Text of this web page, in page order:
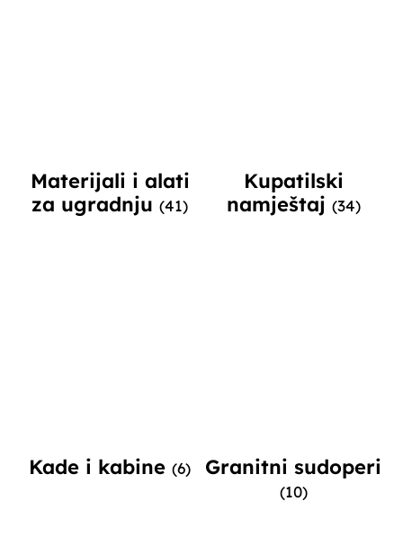
Materijali i alati
za ugradnju (41)
Kupatilski
namještaj (34)
Kade i kabine (6) Granitni sudoperi
(10)